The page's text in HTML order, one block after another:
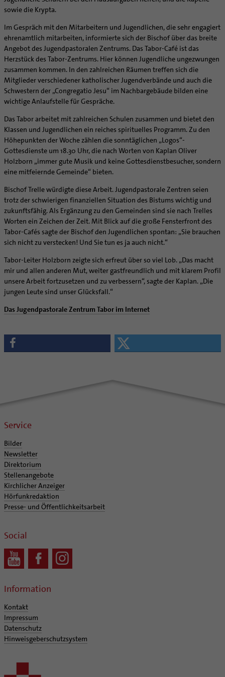
Ehe - Familie - Geschlechtergerechtigkeit
Kategoriale und Diakonale Seelsorge
Notfall
Polizei- und Feuerwehr
Schule
Gefängnisseelsorge
Segensorte
Veranstaltungen
Supervision
Coaching
Aufbrüche in der Kirche
Ehrenamtliche
KirchenZeitung online
Verwaltungsbeauftragte / Verwaltungsleitungen in
Pfarrgemeinden
sowie die Krypta.
Im Gespräch mit den Mitarbeitern und Jugendlichen, die sehr engagiert
ehrenamtlich mitarbeiten, informierte sich der Bischof über das breite
Angebot des Jugendpastoralen Zentrums. Das Tabor-Café ist das
Herzstück des Tabor-Zentrums. Hier können Jugendliche ungezwungen
zusammen kommen. In den zahlreichen Räumen treffen sich die
Mitglieder verschiedener katholischer Jugendverbände und auch die
Schwestern der „Congregatio Jesu“ im Nachbargebäude bilden eine
wichtige Anlaufstelle für Gespräche.
Das Tabor arbeitet mit zahlreichen Schulen zusammen und bietet den
Klassen und Jugendlichen ein reiches spirituelles Programm. Zu den
Höhepunkten der Woche zählen die sonntäglichen „Logos“-
Gottesdienste um 18.30 Uhr, die nach Worten von Kaplan Oliver
Holzborn „immer gute Musik und keine Gottesdienstbesucher, sondern
eine mitfeiernde Gemeinde“ bieten.
Bischof Trelle würdigte diese Arbeit. Jugendpastorale Zentren seien
trotz der schwierigen finanziellen Situation des Bistums wichtig und
zukunftsfähig. Als Ergänzung zu den Gemeinden sind sie nach Trelles
Worten ein Zeichen der Zeit. Mit Blick auf die große Fensterfront des
Tabor-Cafés sagte der Bischof den Jugendlichen spontan: „Sie brauchen
sich nicht zu verstecken! Und Sie tun es ja auch nicht.“
Tabor-Leiter Holzborn zeigte sich erfreut über so viel Lob. „Das macht
mir und allen anderen Mut, weiter gastfreundlich und mit klarem Profil
unsere Arbeit fortzusetzen und zu verbessern“, sagte der Kaplan. „Die
jungen Leute sind unser Glücksfall.“
Das Jugendpastorale Zentrum Tabor im Internet
Service
Bilder
Newsletter
Direktorium
Stellenangebote
Kirchlicher Anzeiger
Hörfunkredaktion
Presse- und Öffentlichkeitsarbeit
Social
Information
Kontakt
Impressum
Datenschutz
Hinweisgeberschutzsystem